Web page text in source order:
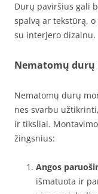
Durų paviršius gali
spalvą ar tekstūrą,
su interjero dizainu.
Nematomų
Nematomų durų
nes svarbu
ir tiksliai.
žingsnius:
Angos
išmatuota ir